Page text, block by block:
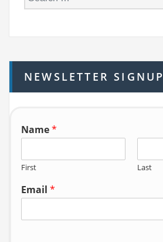
e
h
f
o
NEWSLETTER SIGNUP
Name*
First Last
Email *